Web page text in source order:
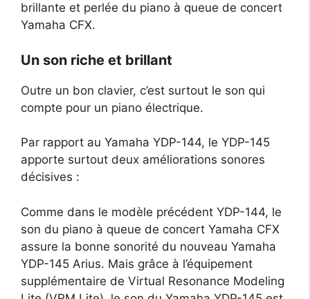
brillante et perlée du piano à queue de concert
Yamaha CFX.
Un son riche et brillant
Outre un bon clavier, c’est surtout le son qui
compte pour un piano électrique.
Par rapport au Yamaha YDP-144, le YDP-145
apporte surtout deux améliorations sonores
décisives :
Comme dans le modèle précédent YDP-144, le
son du piano à queue de concert Yamaha CFX
assure la bonne sonorité du nouveau Yamaha
YDP-145 Arius. Mais grâce à l’équipement
supplémentaire de Virtual Resonance Modeling